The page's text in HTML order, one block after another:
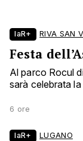
laR+ RIVA SAN
Festa
Al parco Rocul
sarà celebrata
6 ore
laR+ LUGANO